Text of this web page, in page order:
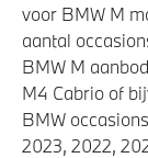
voor BMW M
aantal
BMW M
M4 Cabrio of
BMW
2023, 2022,